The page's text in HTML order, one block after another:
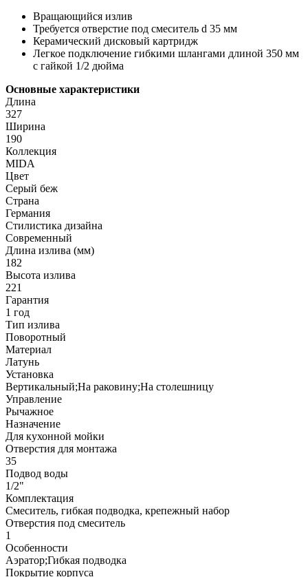
Вращающийся излив
Требуется отверстие под смеситель d 35 мм
Керамический дисковый картридж
Легкое подключение гибкими шлангами длиной 350 мм
с гайкой 1/2 дюйма
Основные характеристики
Длина
327
Ширина
190
Коллекция
MIDA
Цвет
Серый беж
Страна
Германия
Стилистика дизайна
Современный
Длина излива (мм)
182
Высота излива
221
Гарантия
1 год
Тип излива
Поворотный
Материал
Латунь
Установка
Вертикальный;На раковину;На столешницу
Управление
Рычажное
Назначение
Для кухонной мойки
Отверстия для монтажа
35
Подвод воды
1/2"
Комплектация
Смеситель, гибкая подводка, крепежный набор
Отверстия под смеситель
1
Особенности
Аэратор;Гибкая подводка
Покрытие корпуса